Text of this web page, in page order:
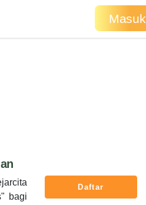
Masuk
bagi
Daftar